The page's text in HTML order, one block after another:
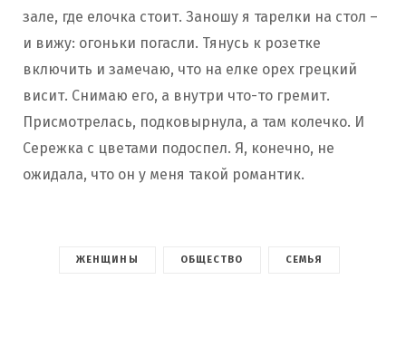
зале, где елочка стоит. Заношу я тарелки на стол –
и вижу: огоньки погасли. Тянусь к розетке
включить и замечаю, что на елке орех грецкий
висит. Снимаю его, а внутри что-то гремит.
Присмотрелась, подковырнула, а там колечко. И
Сережка с цветами подоспел. Я, конечно, не
ожидала, что он у меня такой романтик.
ЖЕНЩИНЫ ОБЩЕСТВО СЕМЬЯ